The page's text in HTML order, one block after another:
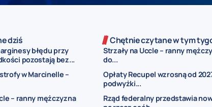
dziś
błędu przy
pozostają bez...
w Marcinelle –
– ranny mężczyzna
Chętnie czytane w tym
Strzały na Uccle – ranny
do...
Opłaty Recupel wzrosną od
podwyżki...
Rząd federalny przedstawia